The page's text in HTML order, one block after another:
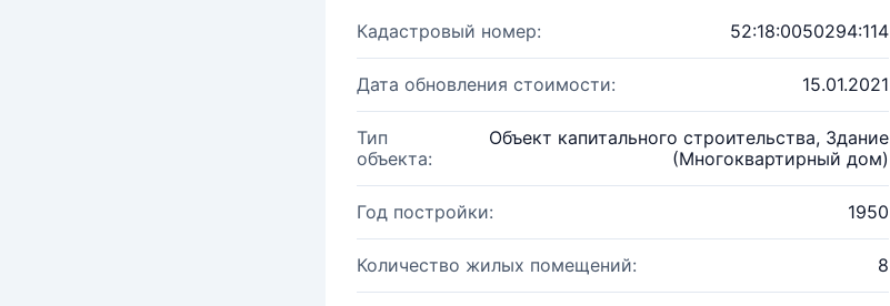
Кадастровый номер: 52:18:0050294:114
Дата обновления стоимости: 15.01.2021
Тип
объекта:
Объект капитального строительства, Здание
(Многоквартирный дом)
Год постройки: 1950
Количество жилых помещений: 8